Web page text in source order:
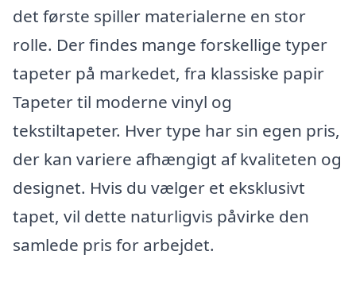
det første spiller materialerne en stor
rolle. Der findes mange forskellige typer
tapeter på markedet, fra klassiske papir
Tapeter til moderne vinyl og
tekstiltapeter. Hver type har sin egen pris,
der kan variere afhængigt af kvaliteten og
designet. Hvis du vælger et eksklusivt
tapet, vil dette naturligvis påvirke den
samlede pris for arbejdet.